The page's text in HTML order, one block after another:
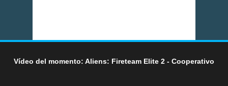
Vídeo del momento: Aliens: Fireteam Elite 2 - Cooperativo